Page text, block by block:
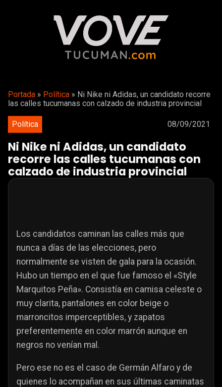
Portada » Política » Ni Nike ni Adidas, un candidato recorre
las calles tucumanas con calzado de industria provincial
Política 08/09/2021
Ni Nike ni Adidas, un candidato
recorre las calles tucumanas con
calzado de industria provincial
Los candidatos caminan las calles más que
nunca a días de las elecciones, pero
normalmente se visten de gala para la ocasión.
Hubo un tiempo en el que fue famoso el «Style
Marquitos Peña». Consistía en camisa celeste o
muy clarita, pantalones en color beige o
marroncitos imperceptibles, y zapatos
preferentemente en color marrón aunque en
negros no venían mal.
Pero ese no es el caso de Germán Alfaro y de
quienes lo acompañan en sus últimas caminatas